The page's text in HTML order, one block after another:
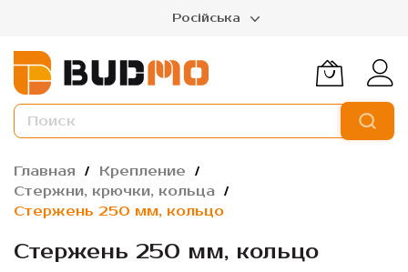
Російська
Главная
Крепление
Стержни, крючки, кольца
Стержень 250 мм, кольцо
Стержень 250 мм, кольцо